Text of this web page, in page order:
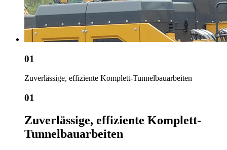
01
Zuverlässige, effiziente Komplett-Tunnelbauarbeiten
01
Zuverlässige, effiziente Komplett-
Tunnelbauarbeiten